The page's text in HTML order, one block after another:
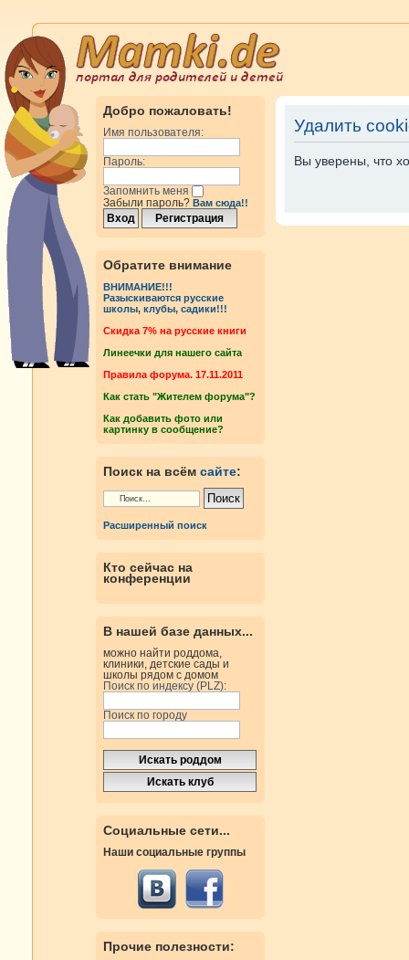
Добро пожаловать!
Имя пользователя:
Пароль:
Запомнить меня
Забыли пароль? Вам сюда!!
Обратите внимание
ВНИМАНИЕ!!!
Разыскиваются русские
школы, клубы, садики!!!
Cкидка 7% на русские книги
Линеечки для нашего сайта
Правила форума. 17.11.2011
Как стать "Жителем форума"?
Как добавить фото или
картинку в сообщение?
Поиск на всём сайте:
Расширенный поиск
Кто сейчас на
конференции
В нашей базе данных...
можно найти роддома,
клиники, детские сады и
школы рядом с домом
Поиск по индексу (PLZ):
Поиск по городу
Социальные сети...
Наши социальные группы
Прочие полезности:
Удалить
Вы уверены, что